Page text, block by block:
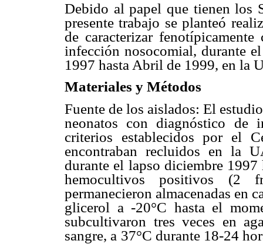
Debido al papel que tienen los
presente trabajo se planteó
de caracterizar
infección nosocomial, durante
1997 hasta Abril de 1999, en la
Materiales y Métodos
Fuente de los aislados: El
neonatos con diagnóstico de
criterios establecidos por el
encontraban recluidos en la
durante el lapso diciembre
hemocultivos positivos (2
permanecieron almacenadas en
glicerol a -20°C hasta el
subcultivaron tres veces en
sangre, a 37°C durante 18-24